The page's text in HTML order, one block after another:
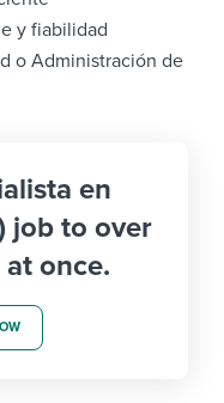
y fiabilidad
o Administración de
en
job to over
once.